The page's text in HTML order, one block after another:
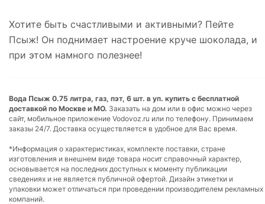
Хотите быть счастливыми и активными? Пейте
Псыж! Он поднимает настроение круче шоколада, и
при этом намного полезнее!
Вода Псыж 0.75 литра, газ, пэт, 6 шт. в уп. купить с бесплатной
доставкой по Москве и МО. Заказать на дом или в офис можно через
сайт, мобильное приложение Vodovoz.ru или по телефону. Принимаем
заказы 24/7. Доставка осуществляется в удобное для Вас время.
*Информация о характеристиках, комплекте поставки, стране
изготовления и внешнем виде товара носит справочный характер,
основывается на последних доступных к моменту публикации
сведениях и не является публичной офертой. Дизайн этикетки и
упаковки может отличаться при проведении производителем рекламных
компаний.